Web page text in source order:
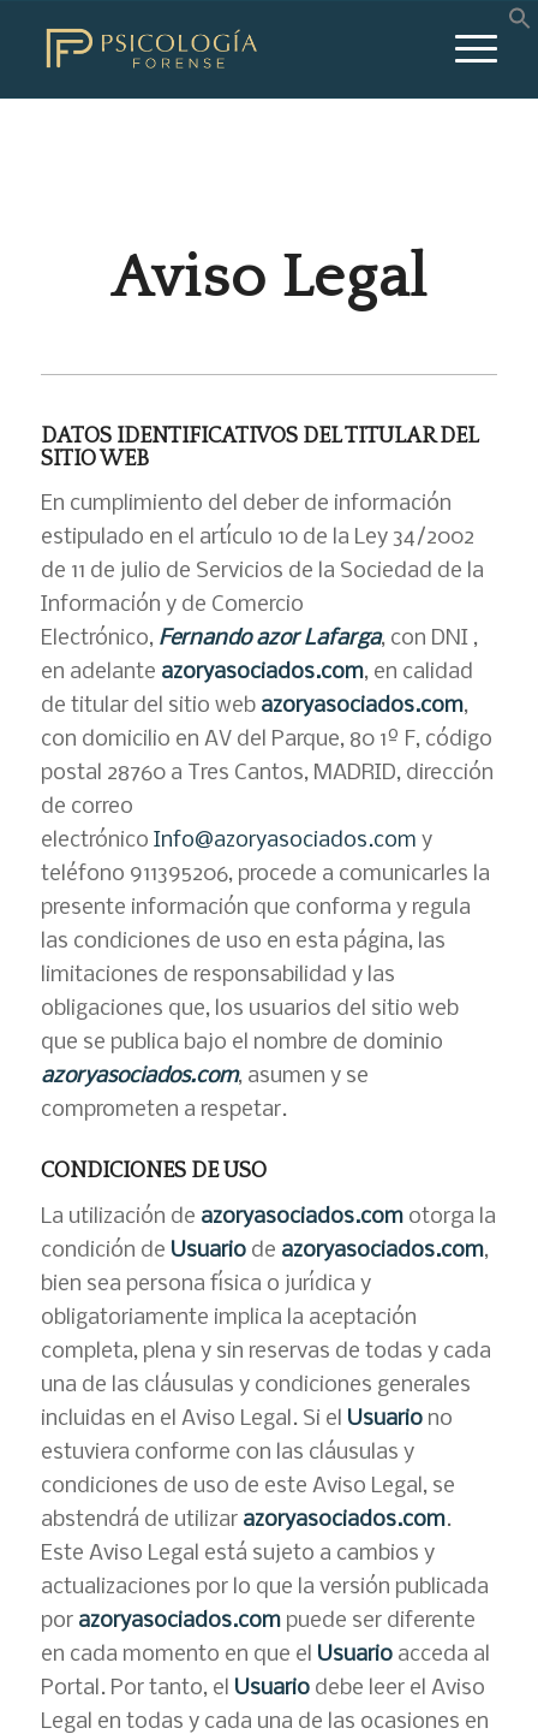
Aviso Legal
DATOS IDENTIFICATIVOS DEL TITULAR DEL
SITIO WEB
En cumplimiento del deber de información
estipulado en el artículo 10 de la Ley 34/2002
de 11 de julio de Servicios de la Sociedad de la
Información y de Comercio
Electrónico, Fernando azor Lafarga, con DNI ,
en adelante azoryasociados.com, en calidad
de titular del sitio web azoryasociados.com,
con domicilio en AV del Parque, 80 1º F, código
postal 28760 a Tres Cantos, MADRID, dirección
de correo
electrónico Info@azoryasociados.com y
teléfono 911395206, procede a comunicarles la
presente información que conforma y regula
las condiciones de uso en esta página, las
limitaciones de responsabilidad y las
obligaciones que, los usuarios del sitio web
que se publica bajo el nombre de dominio
azoryasociados.com, asumen y se
comprometen a respetar.
CONDICIONES DE USO
La utilización de azoryasociados.com otorga la
condición de Usuario de azoryasociados.com,
bien sea persona física o jurídica y
obligatoriamente implica la aceptación
completa, plena y sin reservas de todas y cada
una de las cláusulas y condiciones generales
incluidas en el Aviso Legal. Si el Usuario no
estuviera conforme con las cláusulas y
condiciones de uso de este Aviso Legal, se
abstendrá de utilizar azoryasociados.com.
Este Aviso Legal está sujeto a cambios y
actualizaciones por lo que la versión publicada
por azoryasociados.com puede ser diferente
en cada momento en que el Usuario acceda al
Portal. Por tanto, el Usuario debe leer el Aviso
Legal en todas y cada una de las ocasiones en